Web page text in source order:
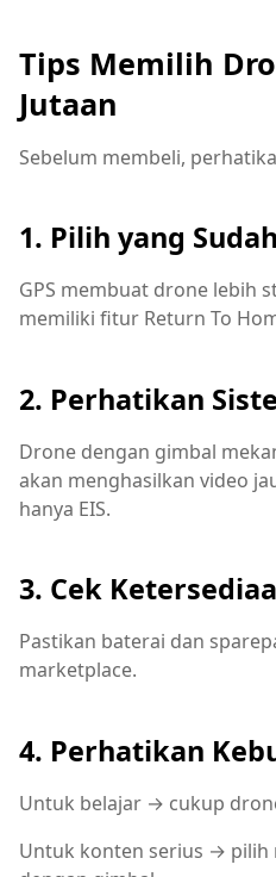
Tips Memilih
Jutaan
Sebelum membeli,
1. Pilih yang
GPS membuat drone lebih
memiliki fitur Return To
2. Perhatikan
Drone dengan gimbal
akan menghasilkan video
hanya EIS.
3. Cek
Pastikan baterai dan
marketplace.
4. Perhatikan
Untuk belajar → cukup
Untuk konten serius → pilih